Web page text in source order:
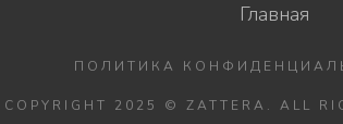
Главная
ПОЛИТИКА
COPYRIGHT 2025 © ZATTERA. ALL